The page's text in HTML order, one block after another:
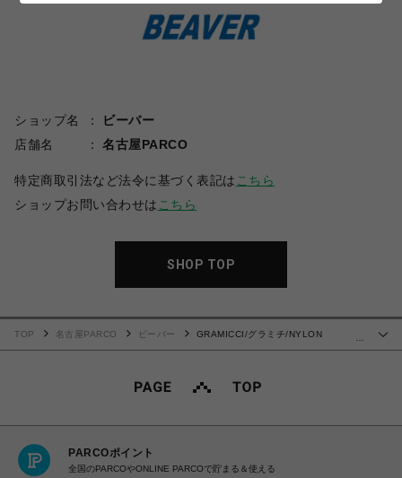
ショップ名
ビーバー
店舗名
名古屋PARCO
特定商取引法など法令に基づく表記は こちら
ショップお問い合わせは こちら
SHOP TOP
…
TOP 名古屋PARCO ビーバー
GRAMICCI/グラミチ/NYLON
PARCOポイント
全国のPARCOやONLINE PARCOで貯まる＆使える